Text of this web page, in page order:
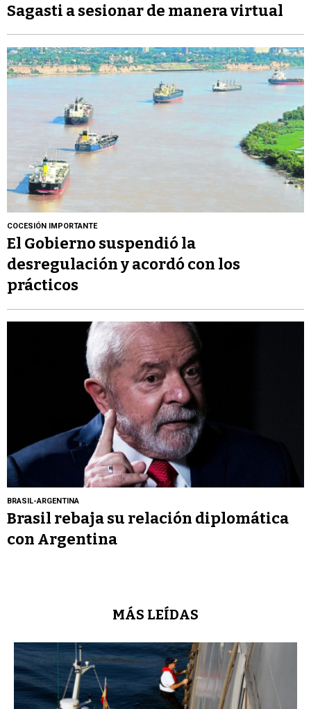
Sagasti a sesionar de manera virtual
COCESIÓN IMPORTANTE
El Gobierno suspendió la
desregulación y acordó con los
prácticos
BRASIL-ARGENTINA
Brasil rebaja su relación diplomática
con Argentina
MÁS LEÍDAS